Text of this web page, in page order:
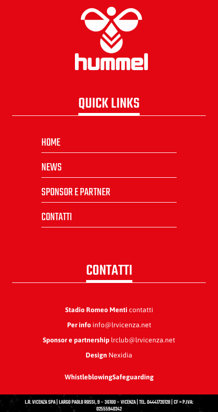
QUICK LINKS
HOME
NEWS
SPONSOR E PARTNER
CONTATTI
CONTATTI
Stadio Romeo Menti contatti
Per infoinfo@lrvicenza.net
Sponsor e partnership lrclub@lrvicenza.net
Design Nexidia
WhistleblowingSafeguarding
L.R. VICENZA SPA | LARGO PAOLO ROSSI, 9 – 36100 – VICENZA | TEL. 04441720128 | CF = P.IVA:
02555940242